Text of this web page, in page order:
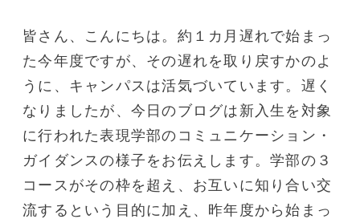
皆さん、こんにちは。約１カ月遅れで始まっ
た今年度ですが、その遅れを取り戻すかのよ
うに、キャンパスは活気づいています。遅く
なりましたが、今日のブログは新入生を対象
に行われた表現学部のコミュニケーション・
ガイダンスの様子をお伝えします。学部の３
コースがその枠を超え、お互いに知り合い交
流するという目的に加え、昨年度から始まっ